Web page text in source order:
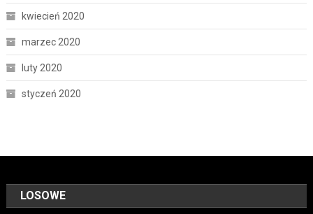
kwiecień 2020
marzec 2020
luty 2020
styczeń 2020
LOSOWE